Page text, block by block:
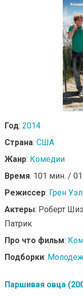
Год: 2014
Страна: США
Жанр: Комедии
Время: 101 мин. /
Режиссер: Грен
Актеры: Роберт
Патрик
Про что фильм:
Подборки:
Паршивая овца